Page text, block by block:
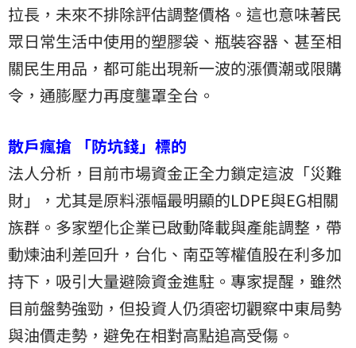
拉長，未來不排除評估調整價格。這也意味著民
眾日常生活中使用的塑膠袋、瓶裝容器、甚至相
關民生用品，都可能出現新一波的漲價潮或限購
令，通膨壓力再度壟罩全台。
散戶瘋搶 「防坑錢」標的
法人分析，目前市場資金正全力鎖定這波「災難
財」，尤其是原料漲幅最明顯的LDPE與EG相關
族群。多家塑化企業已啟動降載與產能調整，帶
動煉油利差回升，台化、南亞等權值股在利多加
持下，吸引大量避險資金進駐。專家提醒，雖然
目前盤勢強勁，但投資人仍須密切觀察中東局勢
與油價走勢，避免在相對高點追高受傷。